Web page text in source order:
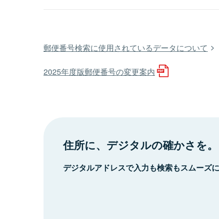
郵便番号検索に使用されているデータについて
2025年度版郵便番号の変更案内
住所に、デジタルの確かさを。
デジタルアドレスで入力も検索もスムーズ